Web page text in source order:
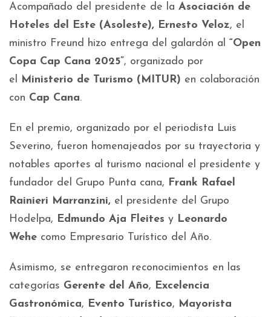
Acompañado del presidente de la Asociación de
Hoteles del Este (Asoleste), Ernesto Veloz, el
ministro Freund hizo entrega del galardón al “Open
Copa Cap Cana 2025”, organizado por
el Ministerio de Turismo (MITUR) en colaboración
con Cap Cana.
En el premio, organizado por el periodista Luis
Severino, fueron homenajeados por su trayectoria y
notables aportes al turismo nacional el presidente y
fundador del Grupo Punta cana, Frank Rafael
Rainieri Marranzini, el presidente del Grupo
Hodelpa, Edmundo Aja Fleites y Leonardo
Wehe como Empresario Turístico del Año.
Asimismo, se entregaron reconocimientos en las
categorías Gerente del Año, Excelencia
Gastronómica, Evento Turístico, Mayorista